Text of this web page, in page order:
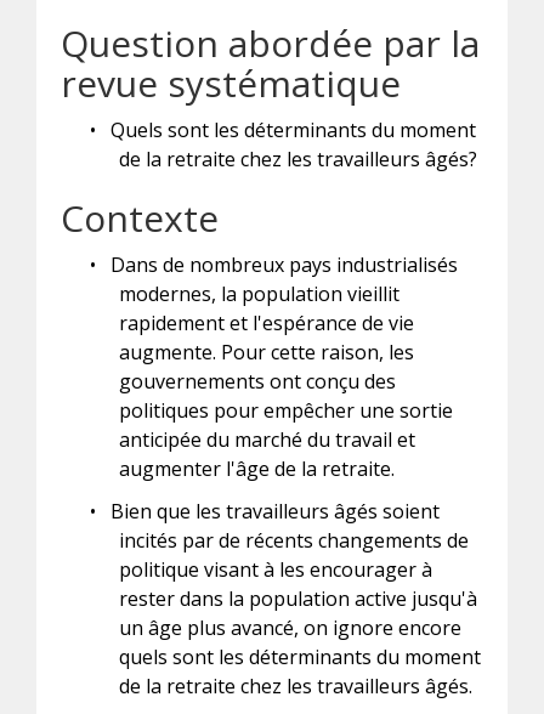
Question abordée par la
revue systématique
• Quels sont les déterminants du moment
de la retraite chez les travailleurs âgés?
Contexte
•
Dans de nombreux pays industrialisés
modernes, la population vieillit
rapidement et l'espérance de vie
augmente. Pour cette raison, les
gouvernements ont conçu des
politiques pour empêcher une sortie
anticipée du marché du travail et
augmenter l'âge de la retraite.
•
Bien que les travailleurs âgés soient
incités par de récents changements de
politique visant à les encourager à
rester dans la population active jusqu'à
un âge plus avancé, on ignore encore
quels sont les déterminants du moment
de la retraite chez les travailleurs âgés.